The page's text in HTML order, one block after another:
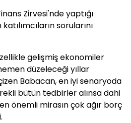
Zirvesi'nde yaptığı
sorularını
gelişmiş ekonomiler
düzeleceği yıllar
Babacan, en iyi senaryoda
bütün tedbirler alınsa dahi
önemli mirasın çok ağır borç